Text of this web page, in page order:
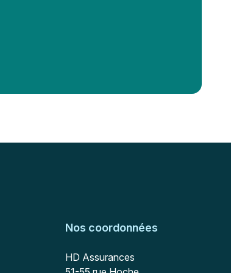
Nos coordonnées
Adresse postale
HD Assurances